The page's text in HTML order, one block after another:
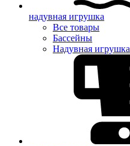
надувная игрушка
Все товары
Бассейны
Надувная игрушка